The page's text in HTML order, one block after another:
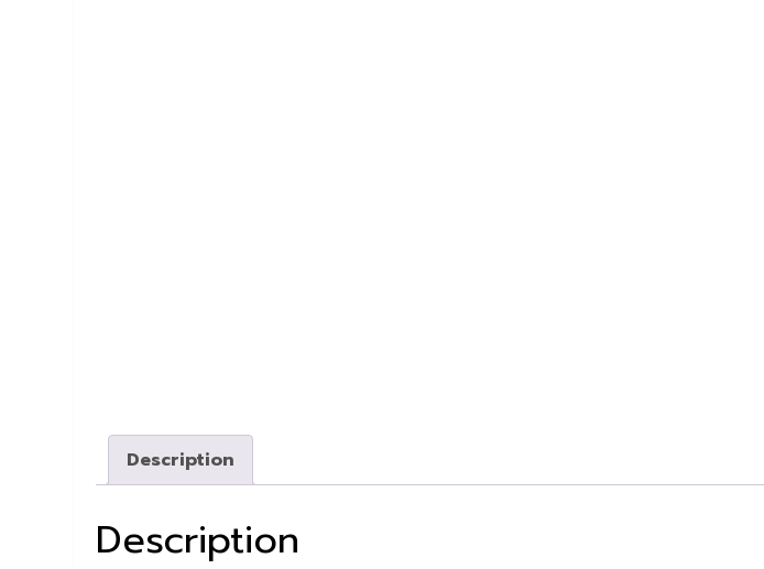
Description
Description